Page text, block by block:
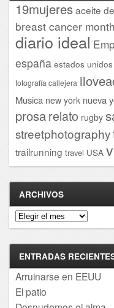
19mujeresaceite
breast cancer month
diario ideal
españa estados unidos
fotografía callejera
Musica new york nueva
prosarelato rugby
streetphotography
trailrunning travel USA
ARCHIVOS
Archivos
ENTRADAS
Arruinarse en EEUU
El patio